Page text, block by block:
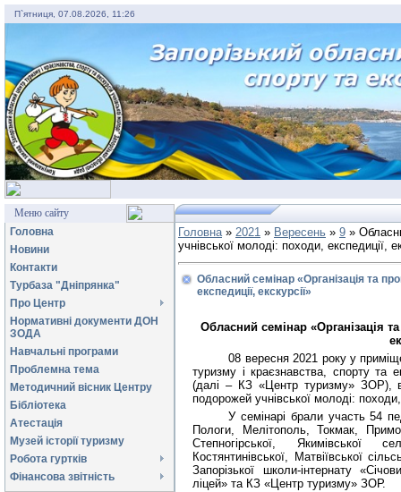
П`ятниця, 07.08.2026, 11:26
Меню сайту
Головна
Новини
Контакти
Турбаза "Дніпрянка"
Про Центр
Нормативні документи ДОН
ЗОДА
Навчальні програми
Проблемна тема
Методичний вісник Центру
Бібліотека
Атестація
Музей історії туризму
Робота гуртків
Фінансова звітність
Головна» 2021 » Вересень » 9 »
учнівської молоді: походи, експедиції,
Обласний семінар «Організація та
експедиції, екскурсії»
Обласний семінар «Організація
08 вересня 2021 року у
туризму і краєзнавства, спорту та
(далі – КЗ «Центр туризму» ЗОР),
подорожей учнівської молоді: походи,
У семінарі брали участь 54
Пологи, Мелітополь, Токмак,
Степногірської, Якимівської
Костянтинівської, Матвіївської
Запорізької школи-інтернату
ліцей» та КЗ «Центр туризму» ЗОР.